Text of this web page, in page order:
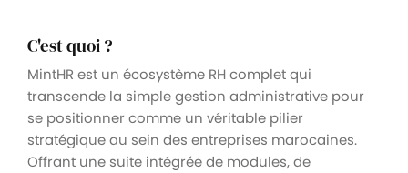
C'est quoi ?
MintHR est un écosystème RH complet qui
transcende la simple gestion administrative pour
se positionner comme un véritable pilier
stratégique au sein des entreprises marocaines.
Offrant une suite intégrée de modules, de